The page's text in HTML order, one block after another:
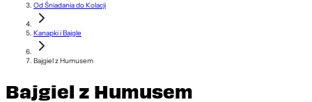
Od Śniadania do Kolacji
Kanapki i Bajgle
Bajgiel z Humusem
Bajgiel z Humusem